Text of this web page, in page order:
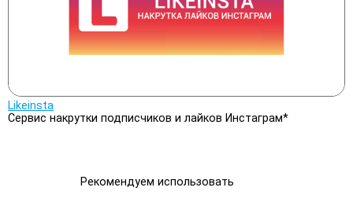
Likeinsta
Сервис накрутки подписчиков и лайков Инстаграм*
Рекомендуем использовать